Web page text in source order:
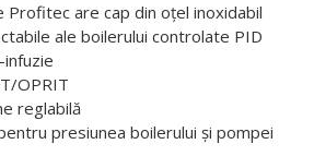
Profitec are cap din oțel inoxidabil
ale boilerului controlate PID
OPRIT
reglabilă
presiunea boilerului și pompei